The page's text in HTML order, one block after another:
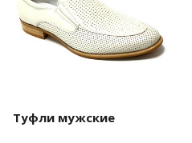
Туфли мужские